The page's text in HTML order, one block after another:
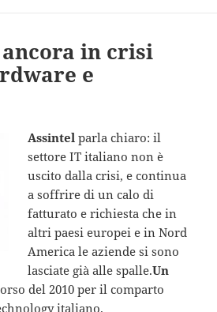
in crisi
e
Assintel parla chiaro: il
settore IT italiano non è
uscito dalla crisi, e continua
a soffrire di un calo di
fatturato e richiesta che in
altri paesi europei e in Nord
America le aziende si sono
lasciate già alle spalle.Un
del 2010 per il comparto
italiano.